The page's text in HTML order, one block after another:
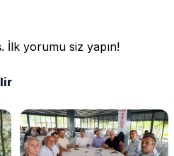
İlk yorumu siz yapın!